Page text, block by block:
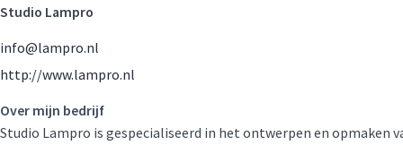
Studio Lampro
info@lampro.nl
http://www.lampro.nl
Over mijn bedrijf
Studio Lampro is gespecialiseerd in het ontwerpen en opmaken